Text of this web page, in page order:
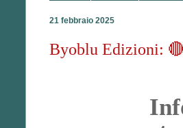
21 febbraio 2025
Byoblu Edizioni: